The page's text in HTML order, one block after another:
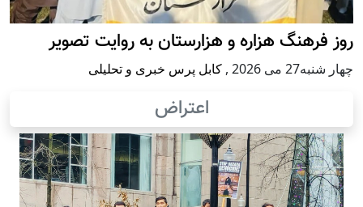
روز فرهنگ هزاره و هزارستان به روایت تصویر
چهار شنبه27 می 2026 , کابل پرس خبری و تحلیلی
اعتراض